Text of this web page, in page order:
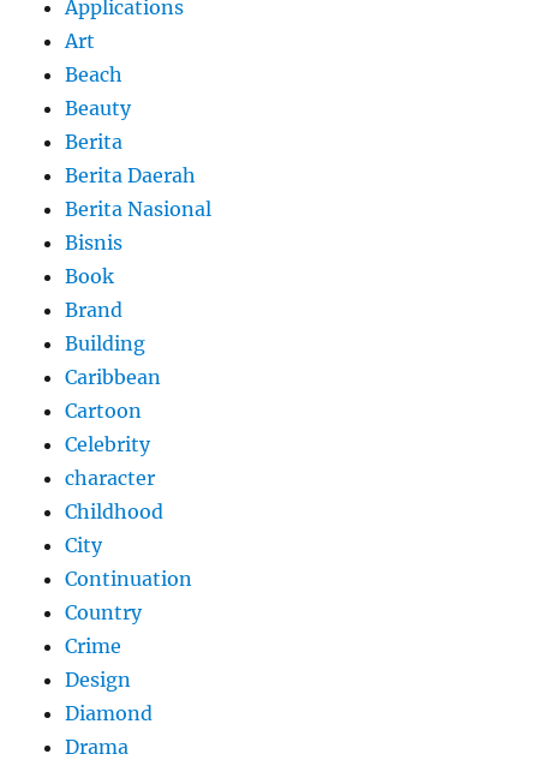
Applications
Art
Beach
Beauty
Berita
Berita Daerah
Berita Nasional
Bisnis
Book
Brand
Building
Caribbean
Cartoon
Celebrity
character
Childhood
City
Continuation
Country
Crime
Design
Diamond
Drama